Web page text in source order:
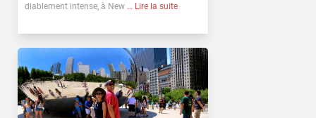
diablement intense, à New … Lire la suite